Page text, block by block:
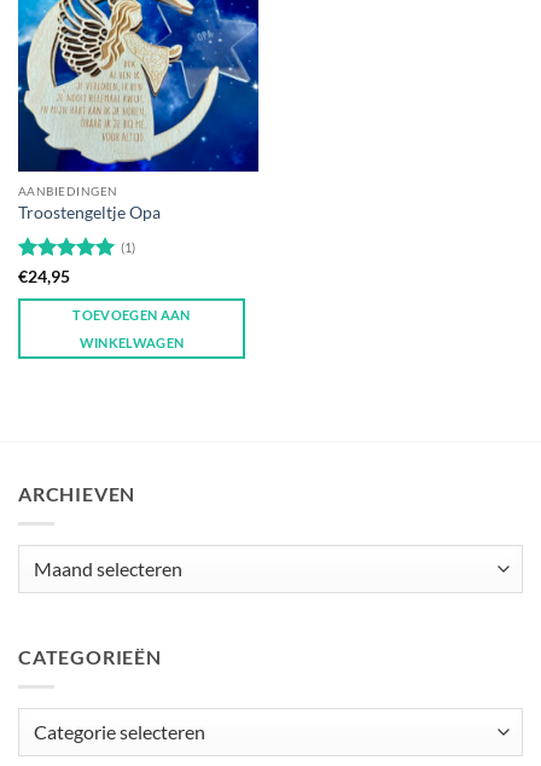
AANBIEDINGEN
Troostengeltje Opa
Gewaardeerd
5uit 5
(1)
€24,95
TOEVOEGEN AAN
WINKELWAGEN
ARCHIEVEN
CATEGORIEËN